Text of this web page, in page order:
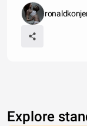
Explore